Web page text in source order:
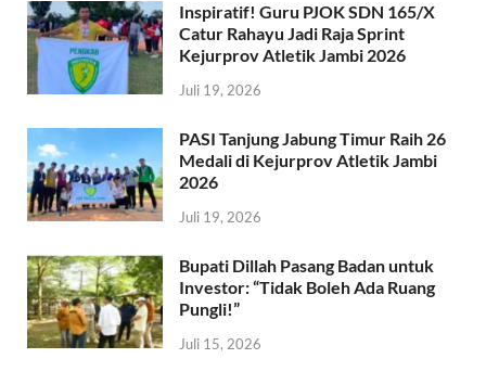
Inspiratif! Guru PJOK SDN 165/X
Catur Rahayu Jadi Raja Sprint
Kejurprov Atletik Jambi 2026
Juli 19, 2026
PASI Tanjung Jabung Timur Raih 26
Medali di Kejurprov Atletik Jambi
2026
Juli 19, 2026
Bupati Dillah Pasang Badan untuk
Investor: “Tidak Boleh Ada Ruang
Pungli!”
Juli 15, 2026